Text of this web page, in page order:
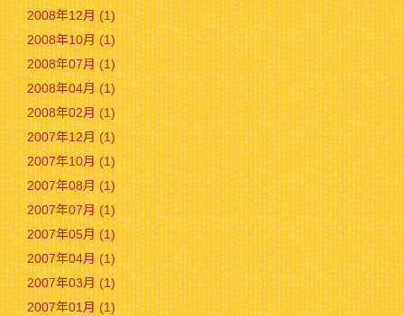
2008年12月 (1)
2008年10月 (1)
2008年07月 (1)
2008年04月 (1)
2008年02月 (1)
2007年12月 (1)
2007年10月 (1)
2007年08月 (1)
2007年07月 (1)
2007年05月 (1)
2007年04月 (1)
2007年03月 (1)
2007年01月 (1)